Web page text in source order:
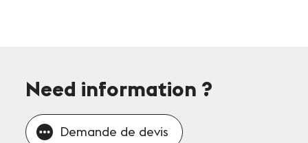
Need information ?
Demande de devis